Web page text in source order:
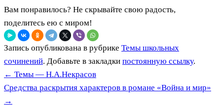
Вам понравилось? Не скрывайте свою радость,
поделитесь ею с миром!
Запись опубликована в рубрике Темы школьных
сочинений. Добавьте в закладки постоянную ссылку.
← Темы — Н.А.Некрасов
Средства раскрытия характеров в романе «Война и мир»
→